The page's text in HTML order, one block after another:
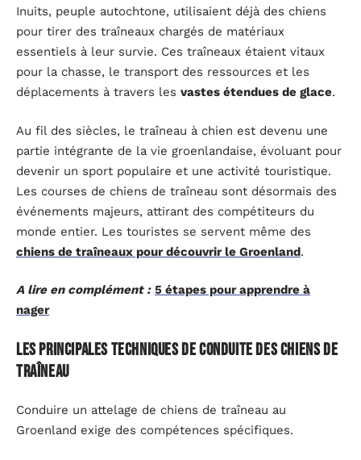
Inuits, peuple autochtone, utilisaient déjà des chiens
pour tirer des traîneaux chargés de matériaux
essentiels à leur survie. Ces traîneaux étaient vitaux
pour la chasse, le transport des ressources et les
déplacements à travers les vastes étendues de glace.
Au fil des siècles, le traîneau à chien est devenu une
partie intégrante de la vie groenlandaise, évoluant pour
devenir un sport populaire et une activité touristique.
Les courses de chiens de traîneau sont désormais des
événements majeurs, attirant des compétiteurs du
monde entier. Les touristes se servent même des
chiens de traîneaux pour découvrir le Groenland.
A lire en complément : 5 étapes pour apprendre à
nager
Les principales techniques de conduite des chiens de
traîneau
Conduire un attelage de chiens de traîneau au
Groenland exige des compétences spécifiques.